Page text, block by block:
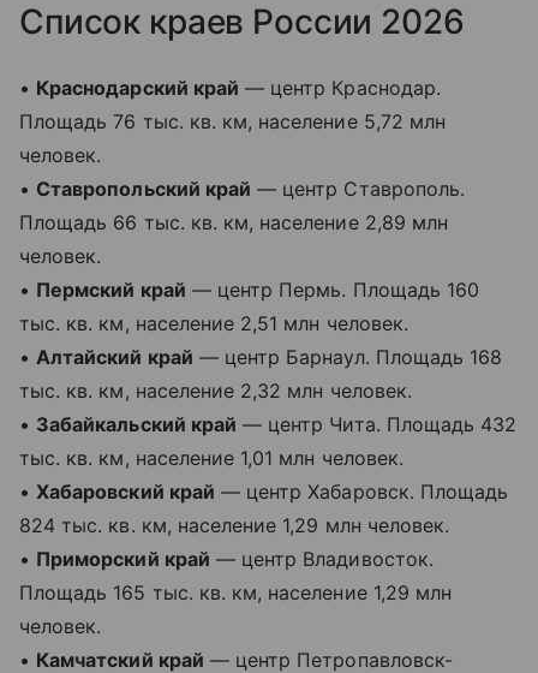
Список краев России 2026
• Краснодарский край — центр Краснодар.
Площадь 76 тыс. кв. км, население 5,72 млн
человек.
• Ставропольский край — центр Ставрополь.
Площадь 66 тыс. кв. км, население 2,89 млн
человек.
• Пермский край — центр Пермь. Площадь 160
тыс. кв. км, население 2,51 млн человек.
•Алтайский край — центр Барнаул. Площадь 168
тыс. кв. км, население 2,32 млн человек.
• Забайкальский край — центр Чита. Площадь 432
тыс. кв. км, население 1,01 млн человек.
•Хабаровский край — центр Хабаровск. Площадь
824 тыс. кв. км, население 1,29 млн человек.
• Приморский край — центр Владивосток.
Площадь 165 тыс. кв. км, население 1,29 млн
человек.
• Камчатский край — центр Петропавловск-